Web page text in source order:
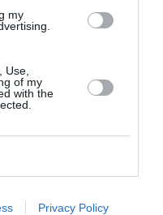
my
Use,
of my
with the
Privacy Policy